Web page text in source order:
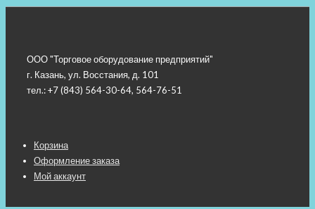
ООО "Торговое оборудование предприятий"
г. Казань, ул. Восстания, д. 101
тел.: +7 (843) 564-30-64, 564-76-51
Меню
подвала
Корзина
Оформление заказа
Мой аккаунт